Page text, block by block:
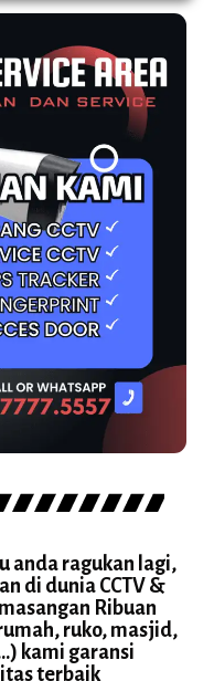
anda ragukan lagi,
di dunia CCTV &
Ribuan
ruko, masjid,
kami garansi
terbaik